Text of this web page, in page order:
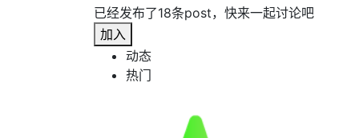
已经发布了18条post，快来一起讨论吧
加入
动态
热门